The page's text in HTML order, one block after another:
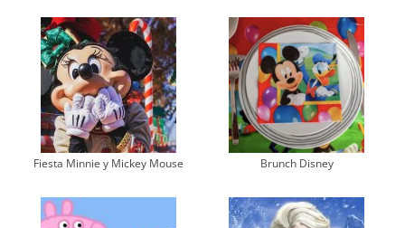
Fiesta Minnie y Mickey Mouse Brunch Disney